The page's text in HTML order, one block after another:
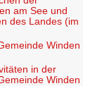
am See und
des Landes (im
Winden
in der
Winden